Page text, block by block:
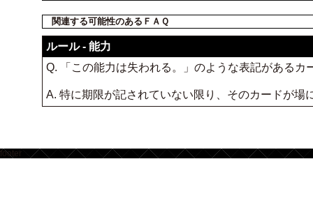
関連する可能性のあるＦＡＱ
ルール - 能力
Q. 「この能力は失われる。」のような表記がある
A. 特に期限が記されていない限り、そのカードが場
footer